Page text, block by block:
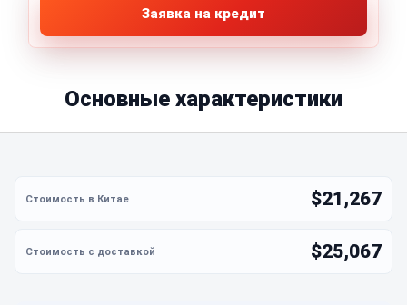
Заявка на кредит
Основные характеристики
$21,267
$25,067